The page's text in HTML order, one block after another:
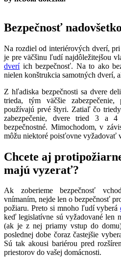
Bezpečnosť nadovšetko
Na rozdiel od interiérových dverí,
je pre väčšinu ľudí najdôležitejšou
dveríich bezpečnosť. Na to ako
nielen konštrukcia samotných dverí,
Z hľadiska bezpečnosti sa dvere
trieda, tým väčšie
používajú prvé štyri. Zatiaľ čo
zabezpečenie, dvere tried 3 a
bezpečnostné. Mimochodom, v
môžu niektoré poisťovne vyžadovať
Chcete aj
majú vyzerať?
Ak zoberieme bezpečnosť
vnímaním, nejde len o bezpečnosť
požiaru. Preto si mnoho ľudí vyberá
keď legislatívne sú vyžadované len
(ak je z nej priamy vstup do
poslednej dobe čoraz častejšie
Sú tak akousi bariérou pred
priestorov do vašej domácnosti.